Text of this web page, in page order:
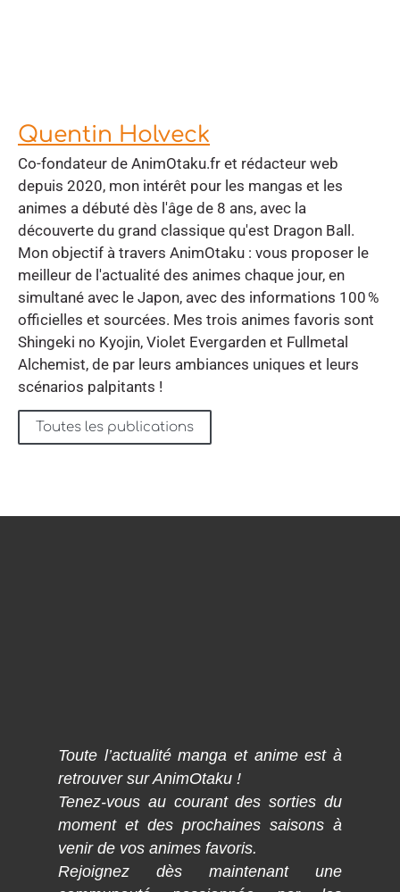
Quentin Holveck
Co-fondateur de AnimOtaku.fr et rédacteur web
depuis 2020, mon intérêt pour les mangas et les
animes a débuté dès l'âge de 8 ans, avec la
découverte du grand classique qu'est Dragon Ball.
Mon objectif à travers AnimOtaku : vous proposer le
meilleur de l'actualité des animes chaque jour, en
simultané avec le Japon, avec des informations 100 %
officielles et sourcées. Mes trois animes favoris sont
Shingeki no Kyojin, Violet Evergarden et Fullmetal
Alchemist, de par leurs ambiances uniques et leurs
scénarios palpitants !
Toutes les publications
Toute l’actualité manga et anime est à
retrouver sur AnimOtaku !
Tenez-vous au courant des sorties du
moment et des prochaines saisons à
venir de vos animes favoris.
Rejoignez dès maintenant une